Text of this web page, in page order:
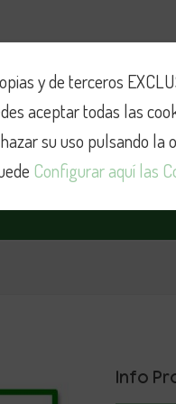
y de terceros
aceptar todas las
su uso pulsando la
Configurar aquí las
Info